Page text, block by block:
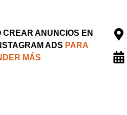
ANUNCIOS EN
ADS PARA
MÁS